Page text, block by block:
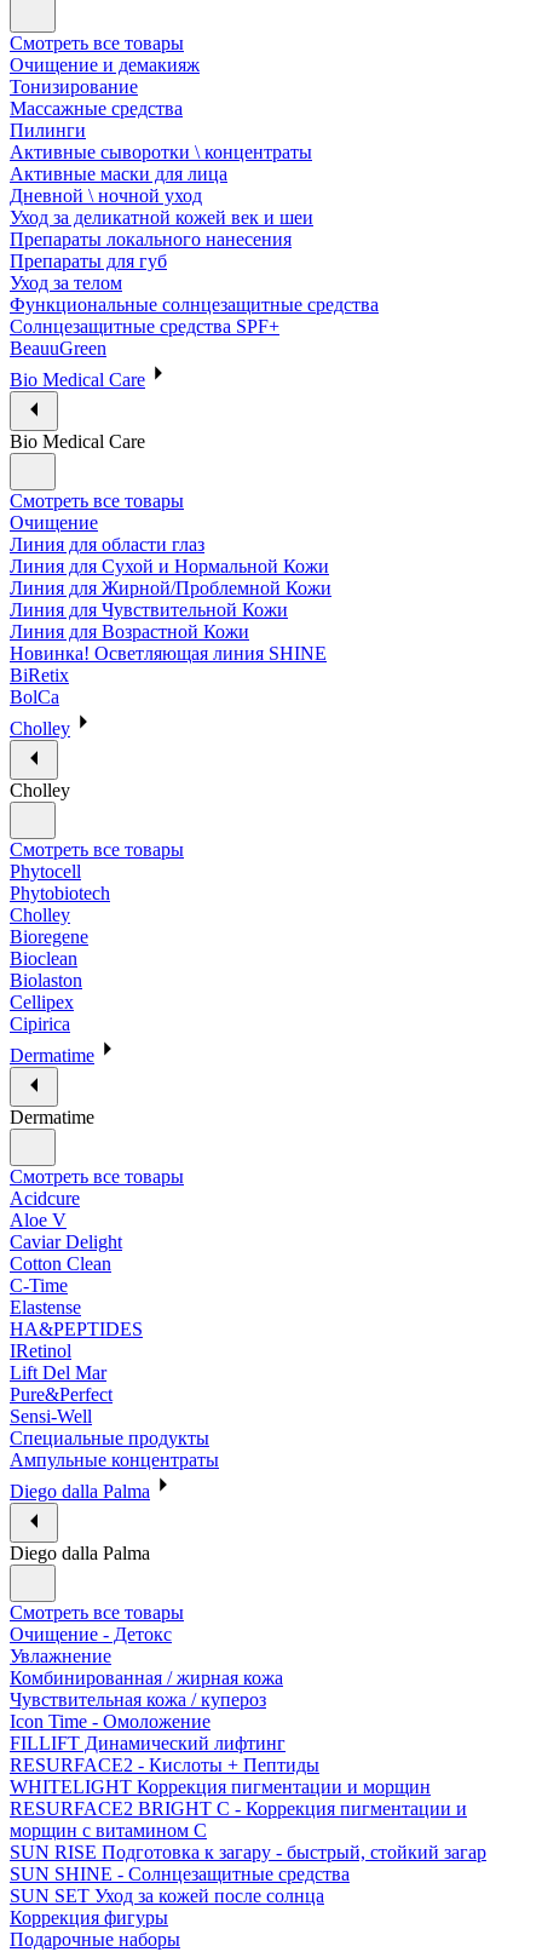
Смотреть все товары
Очищение и демакияж
Тонизирование
Массажные средства
Пилинги
Активные сыворотки \ концентраты
Активные маски для лица
Дневной \ ночной уход
Уход за деликатной кожей век и шеи
Препараты локального нанесения
Препараты для губ
Уход за телом
Функциональные солнцезащитные средства
Солнцезащитные средства SPF+
BeauuGreen
Bio Medical Care
Bio Medical Care
Смотреть все товары
Очищение
Линия для области глаз
Линия для Сухой и Нормальной Кожи
Линия для Жирной/Проблемной Кожи
Линия для Чувствительной Кожи
Линия для Возрастной Кожи
Новинка! Осветляющая линия SHINE
BiRetix
BolCa
Cholley
Cholley
Смотреть все товары
Phytocell
Phytobiotech
Cholley
Bioregene
Bioclean
Biolaston
Cellipex
Cipirica
Dermatime
Dermatime
Смотреть все товары
Acidcure
Aloe V
Caviar Delight
Cotton Clean
C-Time
Elastense
HA&PEPTIDES
IRetinol
Lift Del Mar
Pure&Perfect
Sensi-Well
Специальные продукты
Ампульные концентраты
Diego dalla Palma
Diego dalla Palma
Смотреть все товары
Очищение - Детокс
Увлажнение
Комбинированная / жирная кожа
Чувствительная кожа / купероз
Icon Time - Омоложение
FILLIFT Динамический лифтинг
RESURFACE2 - Кислоты + Пептиды
WHITELIGHT Коррекция пигментации и морщин
RESURFACE2 BRIGHT C - Коррекция пигментации и
морщин с витамином С
SUN RISE Подготовка к загару - быстрый, стойкий загар
SUN SHINE - Солнцезащитные средства
SUN SET Уход за кожей после солнца
Коррекция фигуры
Подарочные наборы